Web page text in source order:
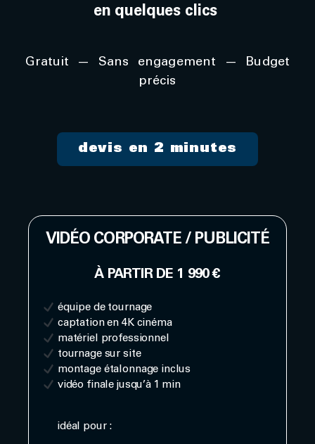
en quelques clics
Gratuit — Sans engagement — Budget
précis
devis en 2 minutes
VIDÉO CORPORATE / PUBLICITÉ
À PARTIR DE 1 990 €
équipe de tournage
captation en 4K cinéma
matériel professionnel
tournage sur site
montage étalonnage inclus
vidéo finale jusqu’à 1 min
idéal pour :